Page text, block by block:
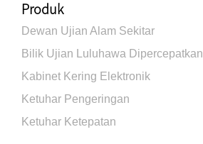
Produk
Dewan Ujian Alam Sekitar
Bilik Ujian Luluhawa Dipercepatkan
Kabinet Kering Elektronik
Ketuhar Pengeringan
Ketuhar Ketepatan